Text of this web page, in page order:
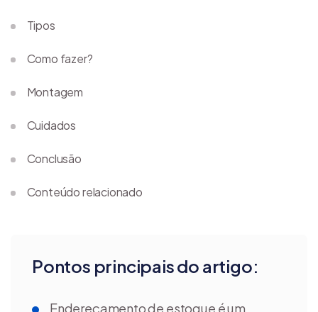
Pontos principais do artigo:
Endereçamento de estoque é um
Tipos
Como fazer?
Montagem
Cuidados
Conclusão
Conteúdo relacionado